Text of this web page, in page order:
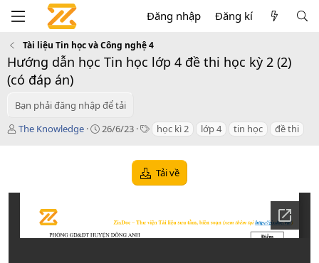
Đăng nhập Đăng kí
Tài liệu Tin học và Công nghệ 4
Hướng dẫn học Tin học lớp 4 đề thi học kỳ 2 (2)
(có đáp án)
Bạn phải đăng nhập để tải
T
ả
The Knowledge
C
d
26/6/23
T học kì 2 lớp 4 tin học đề thi
Tải về